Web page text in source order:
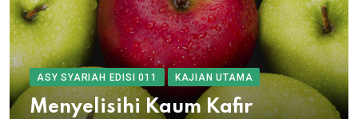
ASY SYARIAH EDISI 011 KAJIAN UTAMA
Menyelisihi Kaum Kafir